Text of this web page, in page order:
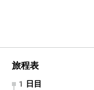
旅程表
1日目